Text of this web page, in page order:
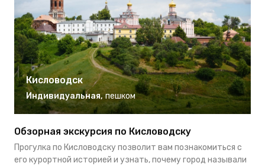
Кисловодск
Индивидуальная, пешком
Обзорная экскурсия по Кисловодску
Прогулка по Кисловодску позволит вам познакомиться с
его курортной историей и узнать, почему город называли